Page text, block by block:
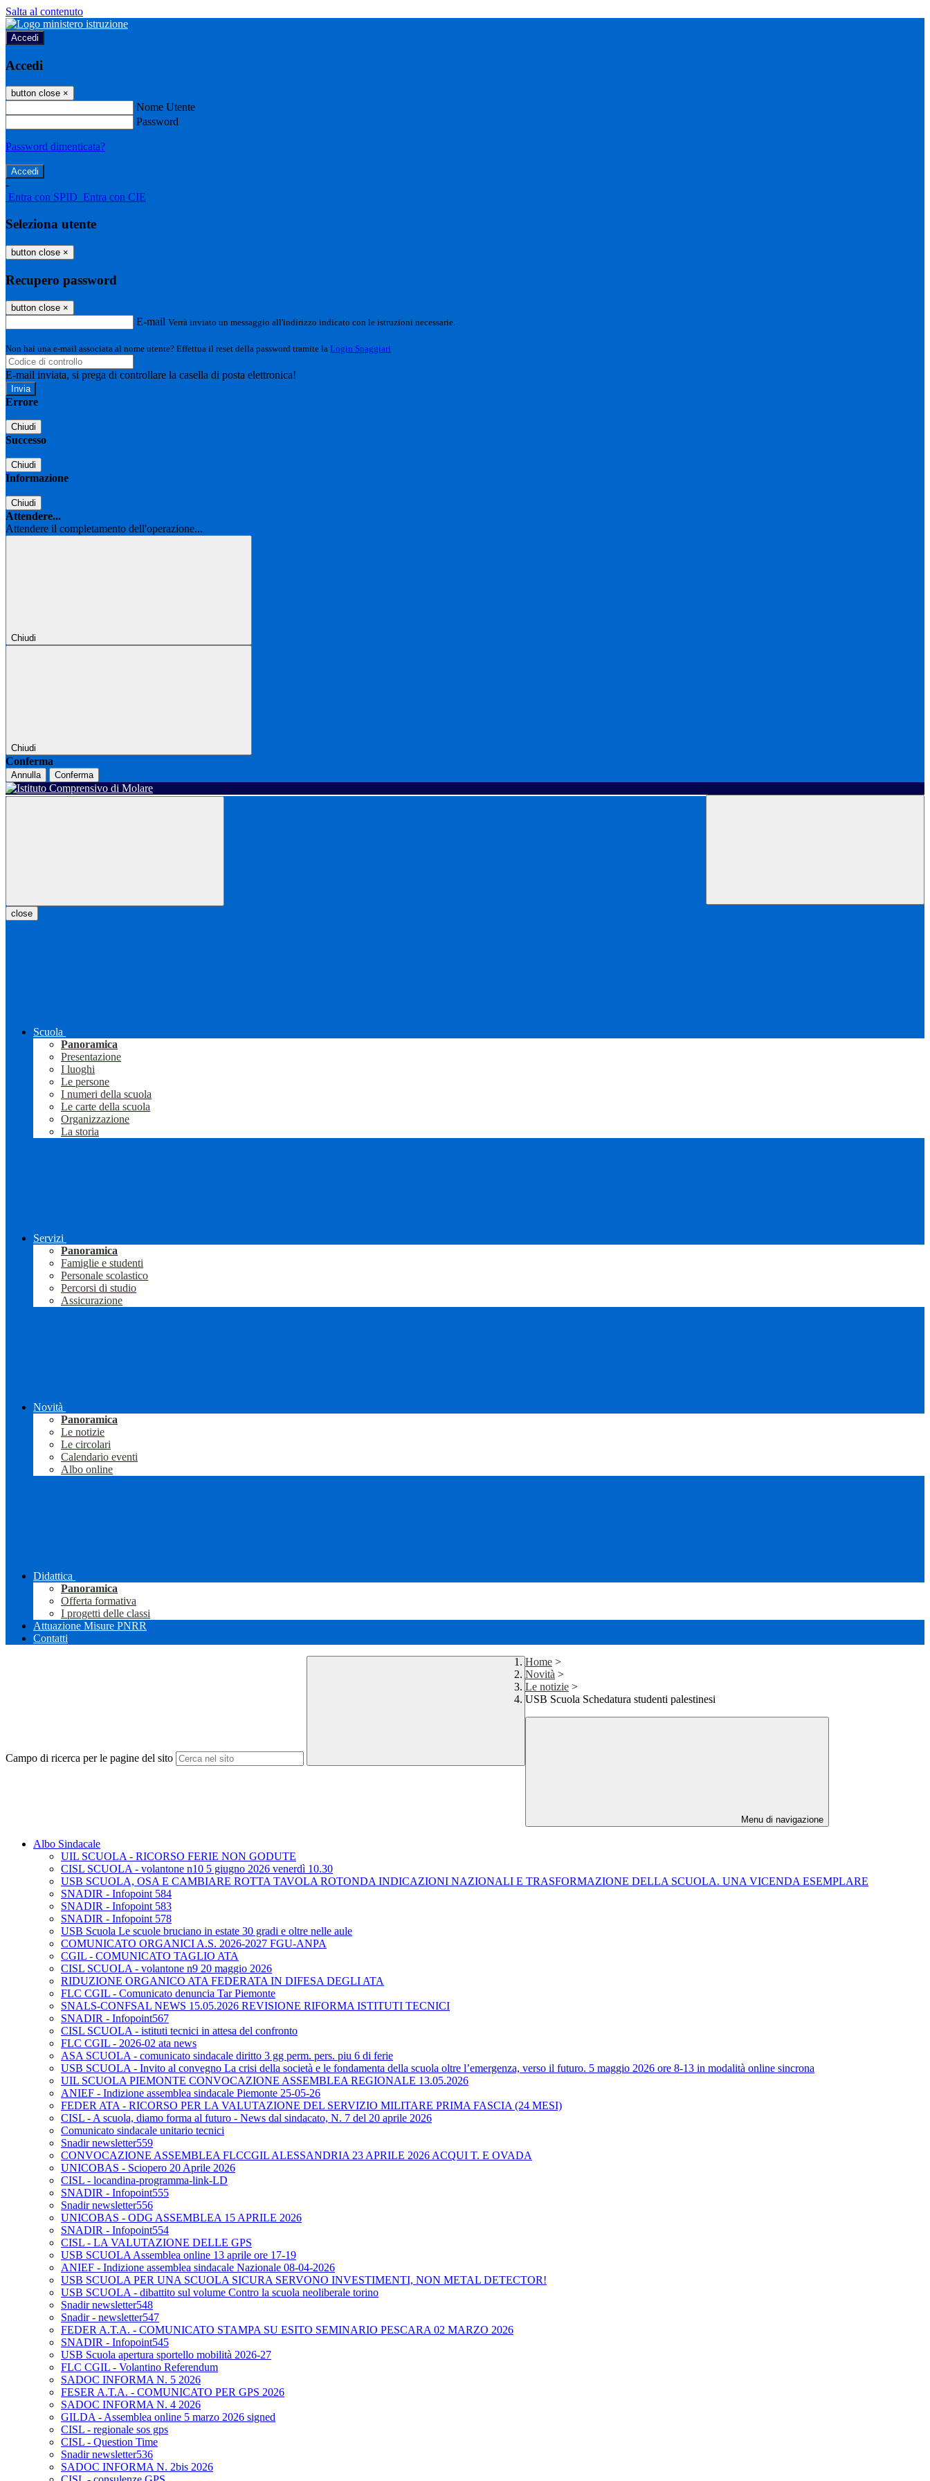
Salta al contenuto
Accedi
Accedi
button close ×
Nome Utente
Password
Password dimenticata?
-
Entra con SPID Entra con CIE
Seleziona utente
button close ×
Recupero password
button close ×
E-mail Verrà inviato un messaggio all'indirizzo indicato con le istruzioni necessarie.
Non hai una e-mail associata al nome utente? Effettua il reset della password tramite la Login Spaggiari
E-mail inviata, si prega di controllare la casella di posta elettronica!
Errore
Chiudi
Successo
Chiudi
Informazione
Chiudi
Attendere...
Attendere il completamento dell'operazione...
Chiudi
Chiudi
Conferma
Annulla Conferma
close
Scuola
Panoramica
Presentazione
I luoghi
Le persone
I numeri della scuola
Le carte della scuola
Organizzazione
La storia
Servizi
Panoramica
Famiglie e studenti
Personale scolastico
Percorsi di studio
Assicurazione
Novità
Panoramica
Le notizie
Le circolari
Calendario eventi
Albo online
Didattica
Panoramica
Offerta formativa
I progetti delle classi
Attuazione Misure PNRR
Contatti
Campo di ricerca per le pagine del sito
Home >
Novità >
Le notizie >
USB Scuola Schedatura studenti palestinesi
Menu di navigazione
Albo Sindacale
UIL SCUOLA - RICORSO FERIE NON GODUTE
CISL SCUOLA - volantone n10 5 giugno 2026 venerdì 10.30
USB SCUOLA, OSA E CAMBIARE ROTTA TAVOLA ROTONDA INDICAZIONI NAZIONALI E TRASFORMAZIONE DELLA SCUOLA. UNA VICENDA ESEMPLARE
SNADIR - Infopoint 584
SNADIR - Infopoint 583
SNADIR - Infopoint 578
USB Scuola Le scuole bruciano in estate 30 gradi e oltre nelle aule
COMUNICATO ORGANICI A.S. 2026-2027 FGU-ANPA
CGIL - COMUNICATO TAGLIO ATA
CISL SCUOLA - volantone n9 20 maggio 2026
RIDUZIONE ORGANICO ATA FEDERATA IN DIFESA DEGLI ATA
FLC CGIL - Comunicato denuncia Tar Piemonte
SNALS-CONFSAL NEWS 15.05.2026 REVISIONE RIFORMA ISTITUTI TECNICI
SNADIR - Infopoint567
CISL SCUOLA - istituti tecnici in attesa del confronto
FLC CGIL - 2026-02 ata news
ASA SCUOLA - comunicato sindacale diritto 3 gg perm. pers. piu 6 di ferie
USB SCUOLA - Invito al convegno La crisi della società e le fondamenta della scuola oltre l’emergenza, verso il futuro. 5 maggio 2026 ore 8-13 in modalità online sincrona
UIL SCUOLA PIEMONTE CONVOCAZIONE ASSEMBLEA REGIONALE 13.05.2026
ANIEF - Indizione assemblea sindacale Piemonte 25-05-26
FEDER ATA - RICORSO PER LA VALUTAZIONE DEL SERVIZIO MILITARE PRIMA FASCIA (24 MESI)
CISL - A scuola, diamo forma al futuro - News dal sindacato, N. 7 del 20 aprile 2026
Comunicato sindacale unitario tecnici
Snadir newsletter559
CONVOCAZIONE ASSEMBLEA FLCCGIL ALESSANDRIA 23 APRILE 2026 ACQUI T. E OVADA
UNICOBAS - Sciopero 20 Aprile 2026
CISL - locandina-programma-link-LD
SNADIR - Infopoint555
Snadir newsletter556
UNICOBAS - ODG ASSEMBLEA 15 APRILE 2026
SNADIR - Infopoint554
CISL - LA VALUTAZIONE DELLE GPS
USB SCUOLA Assemblea online 13 aprile ore 17-19
ANIEF - Indizione assemblea sindacale Nazionale 08-04-2026
USB SCUOLA PER UNA SCUOLA SICURA SERVONO INVESTIMENTI, NON METAL DETECTOR!
USB SCUOLA - dibattito sul volume Contro la scuola neoliberale torino
Snadir newsletter548
Snadir - newsletter547
FEDER A.T.A. - COMUNICATO STAMPA SU ESITO SEMINARIO PESCARA 02 MARZO 2026
SNADIR - Infopoint545
USB Scuola apertura sportello mobilità 2026-27
FLC CGIL - Volantino Referendum
SADOC INFORMA N. 5 2026
FESER A.T.A. - COMUNICATO PER GPS 2026
SADOC INFORMA N. 4 2026
GILDA - Assemblea online 5 marzo 2026 signed
CISL - regionale sos gps
CISL - Question Time
Snadir newsletter536
SADOC INFORMA N. 2bis 2026